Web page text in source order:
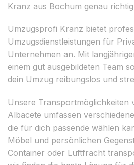
Kranz aus Bochum genau
Umzugsprofi Kranz bietet
Umzugsdienstleistungen für
Unternehmen an. Mit
einem gut ausgebildeten Team
dein Umzug reibungslos und
Unsere Transportmöglichkeiten
Albacete umfassen
die für dich passende wählen
Möbel und persönlichen
Container oder Luftfracht